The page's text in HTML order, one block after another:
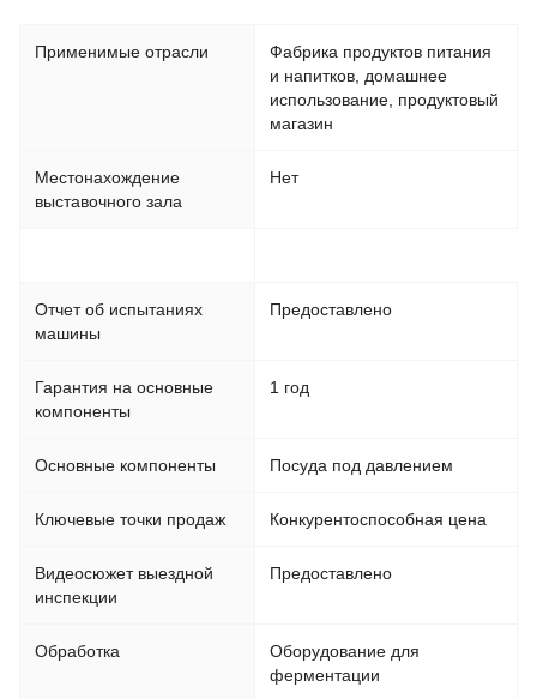
Применимые отрасли
Фабрика продуктов питания
и напитков, домашнее
использование, продуктовый
магазин
Местонахождение
выставочного зала
Нет
Отчет об испытаниях
машины
Предоставлено
Гарантия на основные
компоненты
1 год
Основные компоненты Посуда под давлением
Ключевые точки продаж Конкурентоспособная цена
Видеосюжет выездной
инспекции
Предоставлено
Обработка
Оборудование для
ферментации